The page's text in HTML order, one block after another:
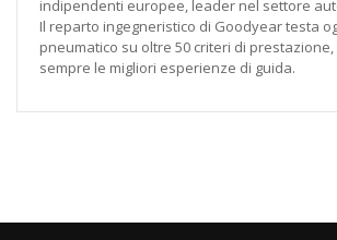
indipendenti europee, leader nel settore
Il reparto ingegneristico di Goodyear testa
pneumatico su oltre 50 criteri di
sempre le migliori esperienze di guida.